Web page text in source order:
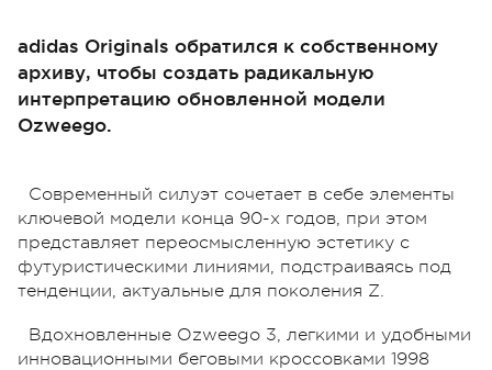
adidas Originals обратился к собственному
архиву, чтобы создать радикальную
интерпретацию обновленной модели
Ozweego.
Современный силуэт сочетает в себе элементы
ключевой модели конца 90-х годов, при этом
представляет переосмысленную эстетику с
футуристическими линиями, подстраиваясь под
тенденции, актуальные для поколения Z.
Вдохновленные Ozweego 3, легкими и удобными
инновационными беговыми кроссовками 1998